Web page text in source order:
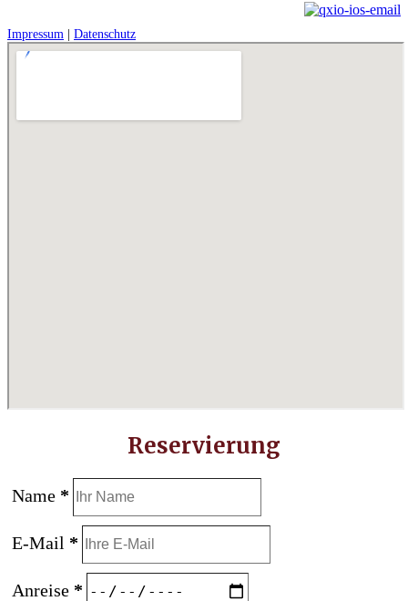
Impressum Datenschutz
Reservierung
Name *
E-Mail *
Anreise *